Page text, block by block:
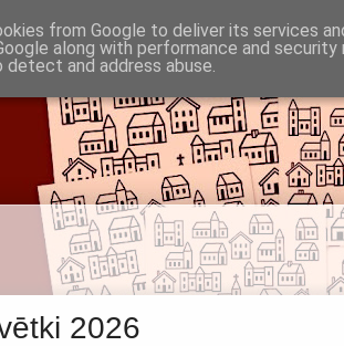
luterāņiem
Baznīca
Par mums
Noderīgi
Informācija
2026
from Google to deliver its services
along with performance and
and address abuse.